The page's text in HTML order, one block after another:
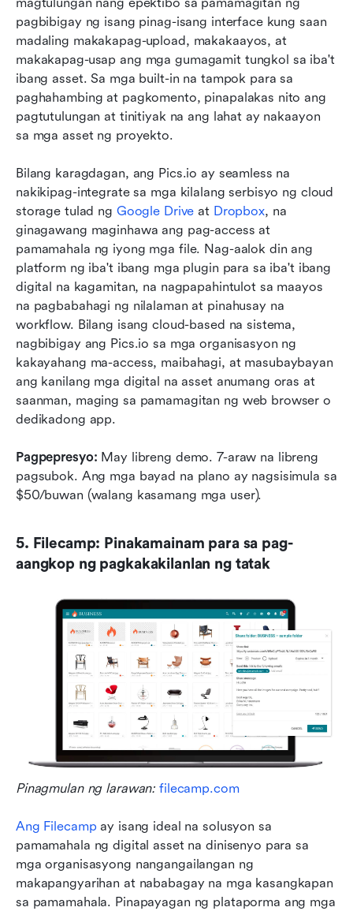
pagbibigay ng isang pinag-isang interface kung saan
madaling makakapag-upload, makakaayos, at
makakapag-usap ang mga gumagamit tungkol sa iba't
ibang asset. Sa mga built-in na tampok para sa
paghahambing at pagkomento, pinapalakas nito ang
pagtutulungan at tinitiyak na ang lahat ay nakaayon
sa mga asset ng proyekto.
Bilang karagdagan, ang Pics.io ay seamless na
nakikipag-integrate sa mga kilalang serbisyo ng cloud
storage tulad ng Google Drive at Dropbox, na
ginagawang maginhawa ang pag-access at
pamamahala ng iyong mga file. Nag-aalok din ang
platform ng iba't ibang mga plugin para sa iba't ibang
digital na kagamitan, na nagpapahintulot sa maayos
na pagbabahagi ng nilalaman at pinahusay na
workflow. Bilang isang cloud-based na sistema,
nagbibigay ang Pics.io sa mga organisasyon ng
kakayahang ma-access, maibahagi, at masubaybayan
ang kanilang mga digital na asset anumang oras at
saanman, maging sa pamamagitan ng web browser o
dedikadong app.
Pagpepresyo: May libreng demo. 7-araw na libreng
pagsubok. Ang mga bayad na plano ay nagsisimula sa
$50/buwan (walang kasamang mga user).
5. Filecamp: Pinakamainam para sa pag-
aangkop ng pagkakakilanlan ng tatak
Pinagmulan ng larawan: filecamp.com
Ang Filecamp ay isang ideal na solusyon sa
pamamahala ng digital asset na dinisenyo para sa
mga organisasyong nangangailangan ng
makapangyarihan at nababagay na mga kasangkapan
sa pamamahala. Pinapayagan ng plataporma ang mga